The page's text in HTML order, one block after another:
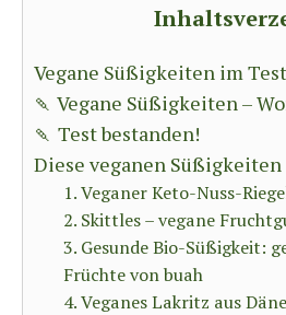
Vegane Süßigkeiten im Test
🍡 Vegane Süßigkeiten –
🍡 Test bestanden!
Diese veganen
1. Veganer Keto-Nuss-
2. Skittles – vegane
3. Gesunde Bio-Süßigkeit:
Früchte von buah
4. Veganes Lakritz aus